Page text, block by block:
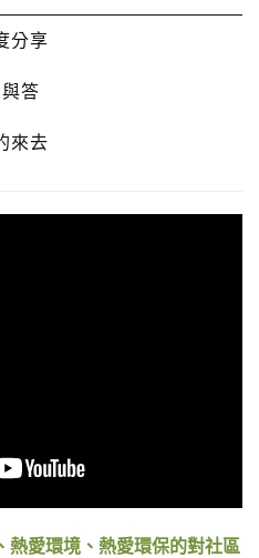
分享
與答
來去
熱愛環境、熱愛環保的對社區